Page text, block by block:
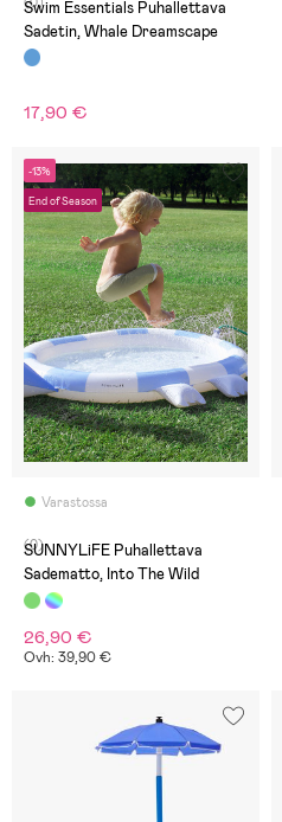
Swim Essentials Puhallettava
Sadetin, Whale Dreamscape
17,90 €
-13%
End of Season
Varastossa
(0)
SUNNYLiFE Puhallettava
Sadematto, Into The Wild
26,90 €
Ovh: 39,90 €